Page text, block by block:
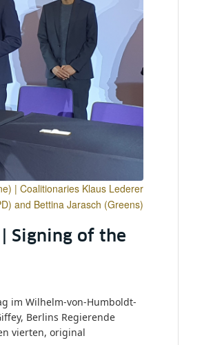
| Coalitionaries Klaus Lederer
and Bettina Jarasch (Greens)
Signing of the
im Wilhelm-von-Humboldt-
Berlins Regierende
vierten, original